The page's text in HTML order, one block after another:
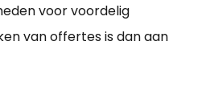
voor voordelig
van offertes is dan aan